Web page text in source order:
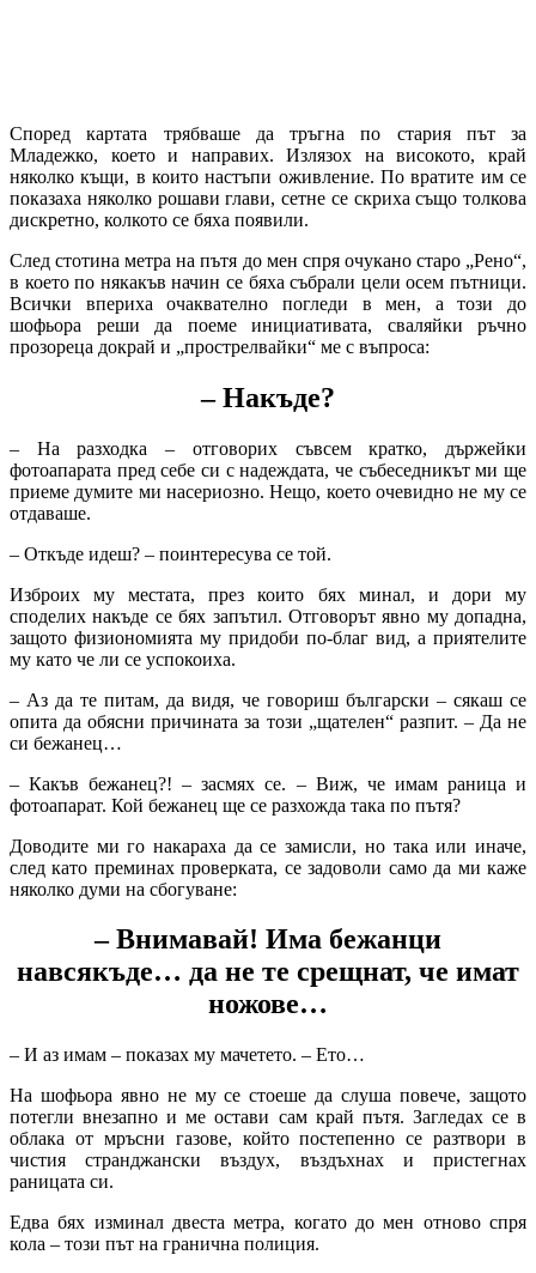
Според картата трябваше да тръгна по стария път за
Младежко, което и направих. Излязох на високото, край
няколко къщи, в които настъпи оживление. По вратите им се
показаха няколко рошави глави, сетне се скриха също толкова
дискретно, колкото се бяха появили.
След стотина метра на пътя до мен спря очукано старо „Рено“,
в което по някакъв начин се бяха събрали цели осем пътници.
Всички впериха очаквателно погледи в мен, а този до
шофьора реши да поеме инициативата, сваляйки ръчно
прозореца докрай и „прострелвайки“ ме с въпроса:
– Накъде?
– На разходка – отговорих съвсем кратко, държейки
фотоапарата пред себе си с надеждата, че събеседникът ми ще
приеме думите ми насериозно. Нещо, което очевидно не му се
отдаваше.
– Откъде идеш? – поинтересува се той.
Изброих му местата, през които бях минал, и дори му
споделих накъде се бях запътил. Отговорът явно му допадна,
защото физиономията му придоби по-благ вид, а приятелите
му като че ли се успокоиха.
– Аз да те питам, да видя, че говориш български – сякаш се
опита да обясни причината за този „щателен“ разпит. – Да не
си бежанец…
– Какъв бежанец?! – засмях се. – Виж, че имам раница и
фотоапарат. Кой бежанец ще се разхожда така по пътя?
Доводите ми го накараха да се замисли, но така или иначе,
след като преминах проверката, се задоволи само да ми каже
няколко думи на сбогуване:
– Внимавай! Има бежанци
навсякъде… да не те срещнат, че имат
ножове…
– И аз имам – показах му мачетето. – Ето…
На шофьора явно не му се стоеше да слуша повече, защото
потегли внезапно и ме остави сам край пътя. Загледах се в
облака от мръсни газове, който постепенно се разтвори в
чистия странджански въздух, въздъхнах и пристегнах
раницата си.
Едва бях изминал двеста метра, когато до мен отново спря
кола – този път на гранична полиция.